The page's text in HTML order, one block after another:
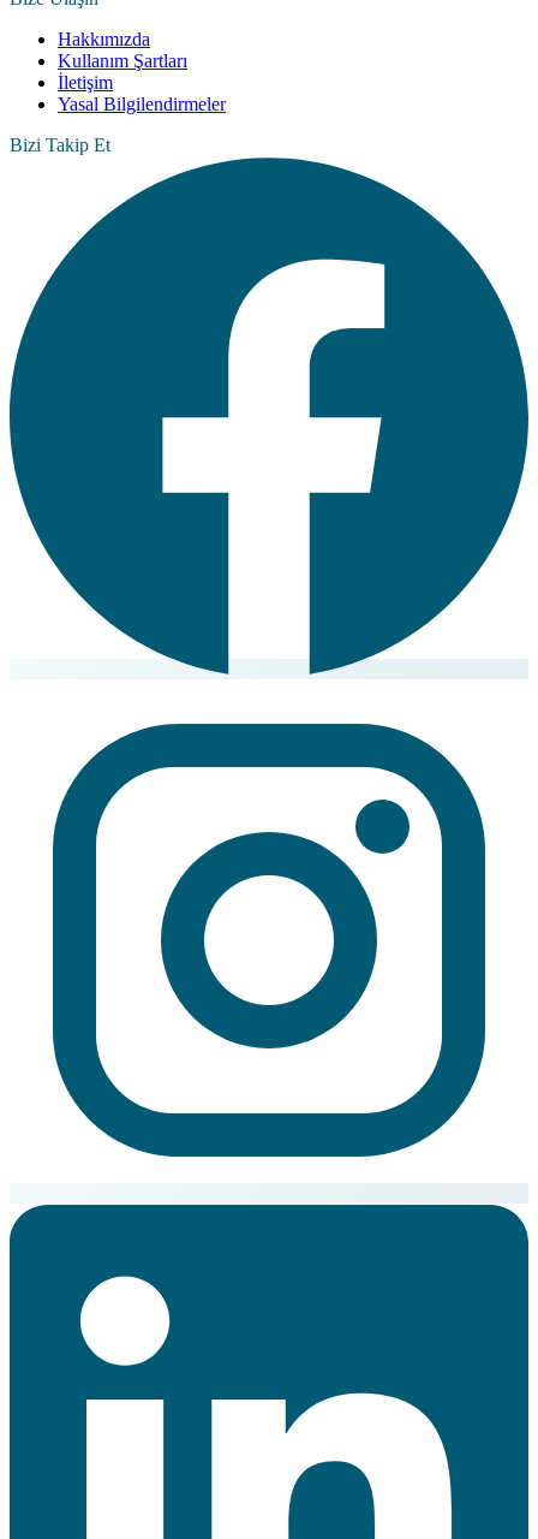
Hakkımızda
Kullanım Şartları
İletişim
Yasal Bilgilendirmeler
Bizi Takip Et